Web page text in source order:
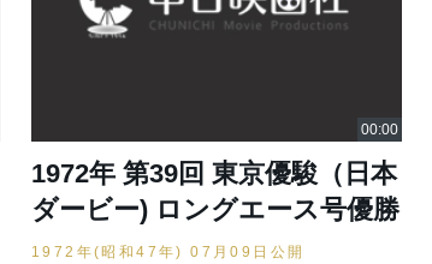
1972年 第39回 東京優駿（日本
ダービー) ロングエース号優勝
1972年(昭和47年) 07月09日公開